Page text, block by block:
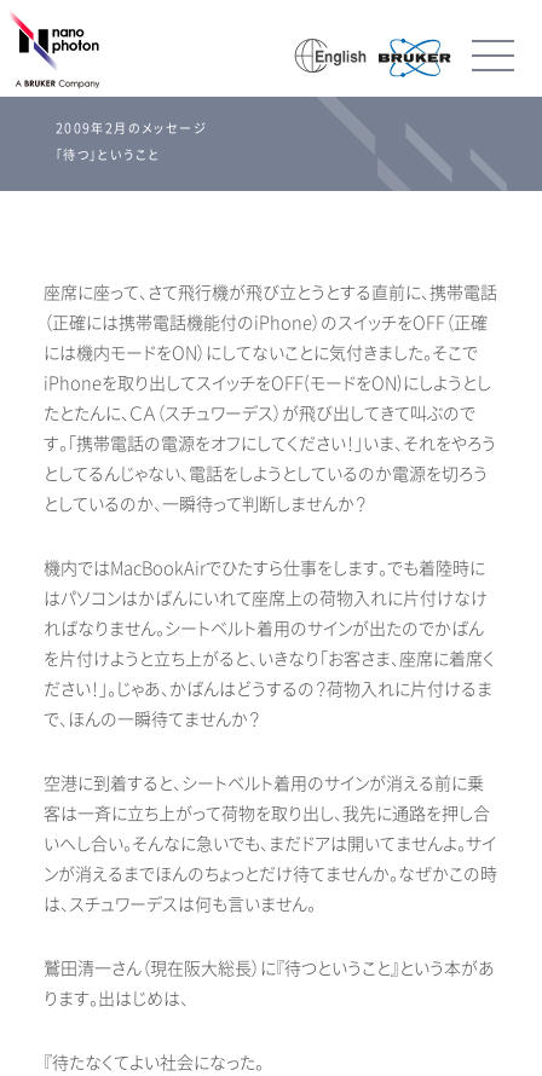
2009年2月のメッセージ
「待つ」ということ
座席に座って、さて飛行機が飛び立とうとする直前に、携帯電話
（正確には携帯電話機能付のiPhone）のスイッチをOFF（正確
には機内モードをON）にしてないことに気付きました。そこで
iPhoneを取り出してスイッチをOFF(モードをON)にしようとし
たとたんに、ＣＡ（スチュワーデス）が飛び出してきて叫ぶので
す。「携帯電話の電源をオフにしてください！」いま、それをやろう
としてるんじゃない、電話をしようとしているのか電源を切ろう
としているのか、一瞬待って判断しませんか？
機内ではMacBookAirでひたすら仕事をします。でも着陸時に
はパソコンはかばんにいれて座席上の荷物入れに片付けなけ
ればなりません。シートベルト着用のサインが出たのでかばん
を片付けようと立ち上がると、いきなり「お客さま、座席に着席く
ださい！」。じゃあ、かばんはどうするの？荷物入れに片付けるま
で、ほんの一瞬待てませんか？
空港に到着すると、シートベルト着用のサインが消える前に乗
客は一斉に立ち上がって荷物を取り出し、我先に通路を押し合
いへし合い。そんなに急いでも、まだドアは開いてませんよ。サイ
ンが消えるまでほんのちょっとだけ待てませんか。なぜかこの時
は、スチュワーデスは何も言いません。
鷲田清一さん（現在阪大総長）に『待つということ』という本があ
ります。出はじめは、
『待たなくてよい社会になった。